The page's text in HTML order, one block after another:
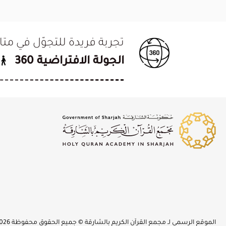
تجربة فريدة للتجوّل في
الجولة الافتراضية 360
الموقع الرسمي لـ مجمع القرآن الكريم بالشارقة © جميع الحقوق محفوظة 2026